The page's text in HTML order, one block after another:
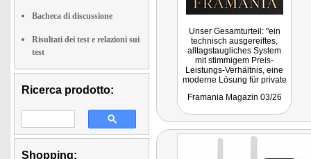
Bacheca di discussione
Risultati dei test e relazioni sui
test
Ricerca prodotto:
Shopping:
Unser Gesamturteil: "ein
technisch ausgereiftes,
alltagstaugliches System
mit stimmigem Preis-
Leistungs-Verhältnis, eine
moderne Lösung für private
verlässliche
Framania Magazin 03/26